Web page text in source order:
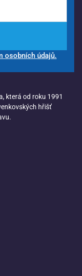
osobních údajů.
která od roku 1991
hřišť